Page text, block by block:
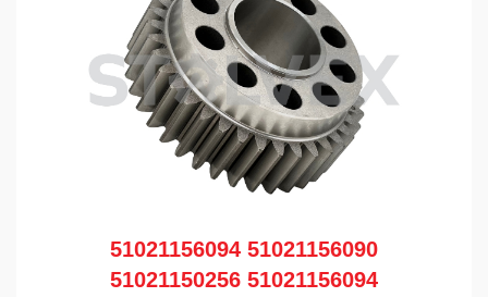
51021156094 51021156090
51021150256 51021156094